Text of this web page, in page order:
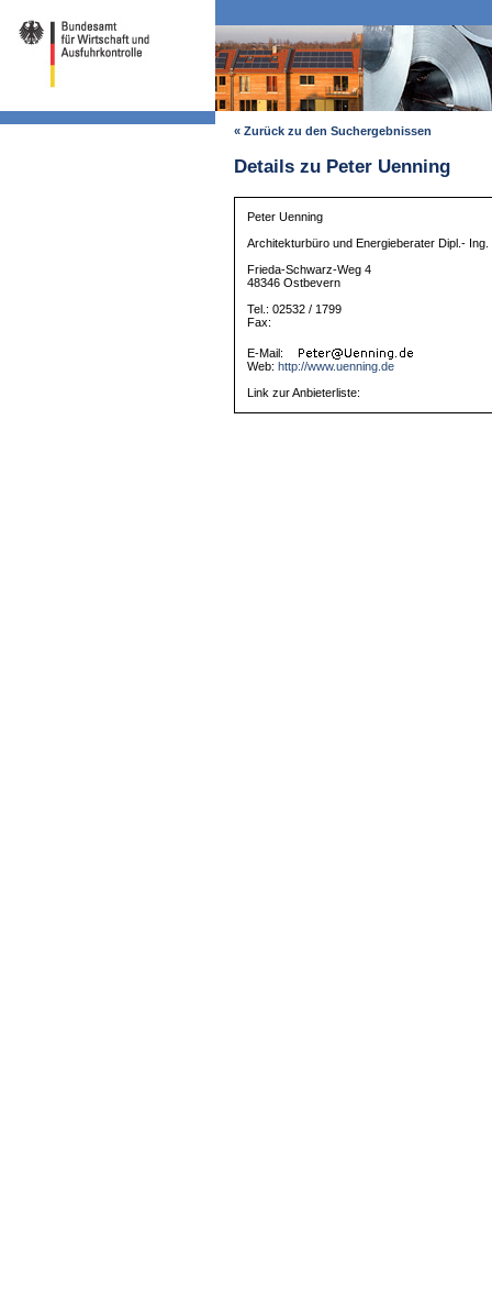
« Zurück zu den Suchergebnissen
Details zu Peter Uenning
Peter Uenning
Architekturbüro und Energieberater Dipl.- Ing.
Frieda-Schwarz-Weg 4
48346 Ostbevern
Tel.: 02532 / 1799
Fax:
E-Mail:
Web: http://www.uenning.de
Link zur Anbieterliste: